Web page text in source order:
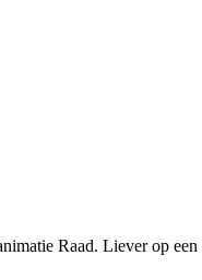
Raad. Liever op